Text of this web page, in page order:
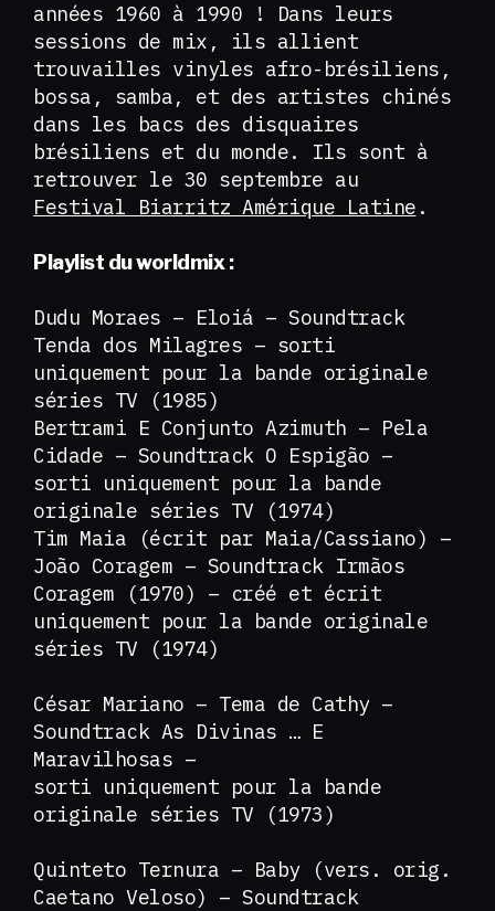
années 1960 à 1990 ! Dans leurs
sessions de mix, ils allient
trouvailles vinyles afro-brésiliens,
bossa, samba, et des artistes chinés
dans les bacs des disquaires
brésiliens et du monde. Ils sont à
retrouver le 30 septembre au
Festival Biarritz Amérique Latine .
Playlist du worldmix :
Dudu Moraes – Eloiá – Soundtrack
Tenda dos Milagres – sorti
uniquement pour la bande originale
séries TV (1985)
Bertrami E Conjunto Azimuth – Pela
Cidade – Soundtrack O Espigão –
sorti uniquement pour la bande
originale séries TV (1974)
Tim Maia (écrit par Maia/Cassiano) –
João Coragem – Soundtrack Irmãos
Coragem (1970) – créé et écrit
uniquement pour la bande originale
séries TV (1974)
César Mariano – Tema de Cathy –
Soundtrack As Divinas … E
Maravilhosas –
sorti uniquement pour la bande
originale séries TV (1973)
Quinteto Ternura – Baby (vers. orig.
Caetano Veloso) – Soundtrack